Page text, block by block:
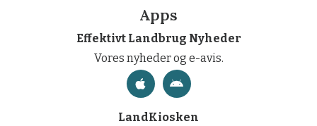
Apps
Effektivt Landbrug Nyheder
Vores nyheder og e-avis.
LandKiosken